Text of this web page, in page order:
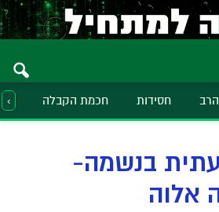
חסידות חכמת הקבלה ‹
בנשמה-
אלוה